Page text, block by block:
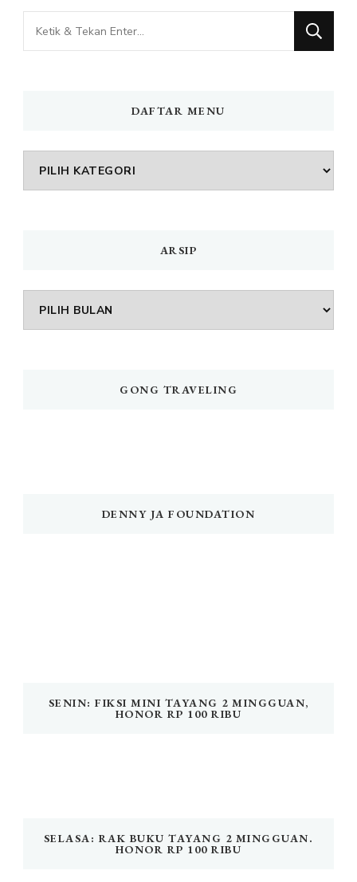
Mencari
Sesuatu?
DAFTAR MENU
DAFTAR
MENU
ARSIP
Arsip
GONG TRAVELING
DENNY JA FOUNDATION
SENIN: FIKSI MINI TAYANG 2 MINGGUAN,
HONOR RP 100 RIBU
SELASA: RAK BUKU TAYANG 2 MINGGUAN.
HONOR RP 100 RIBU